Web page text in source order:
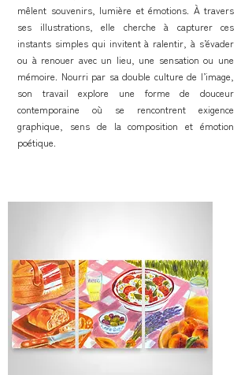
mêlent souvenirs, lumière et émotions. À travers
ses illustrations, elle cherche à capturer ces
instants simples qui invitent à ralentir, à s’évader
ou à renouer avec un lieu, une sensation ou une
mémoire. Nourri par sa double culture de l’image,
son travail explore une forme de douceur
contemporaine où se rencontrent exigence
graphique, sens de la composition et émotion
poétique.